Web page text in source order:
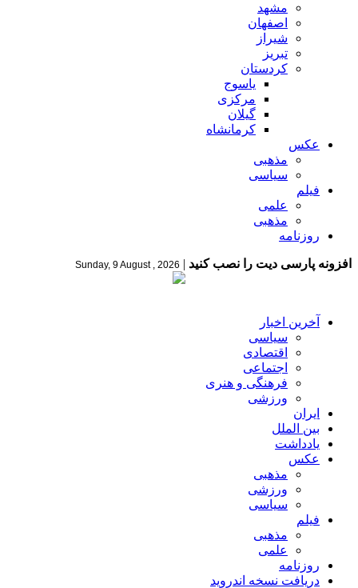
مشهد
اصفهان
شیراز
تبریز
کردستان
یاسوج
مرکزی
گیلان
کرمانشاه
عکس
مذهبی
سیاسی
فیلم
علمی
مذهبی
روزنامه
افزونه پارسی دیت را نصب کنید |
Sunday, 9 August , 2026
آخرین اخبار
سیاسی
اقتصادی
اجتماعی
فرهنگی و هنری
ورزشی
ایران
بین الملل
یادداشت
عکس
مذهبی
ورزشی
سیاسی
فیلم
مذهبی
علمی
روزنامه
دریافت نسخه اندروید